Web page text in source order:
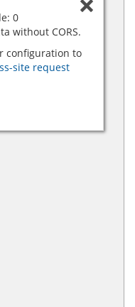
0
without CORS.
configuration to
site request